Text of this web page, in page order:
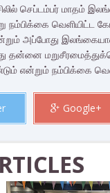
செப்டம்பர் மாதம்
நம்பிக்கை
அப்போது
தன்னை
என்றும் நம்பிக்கை
Google+